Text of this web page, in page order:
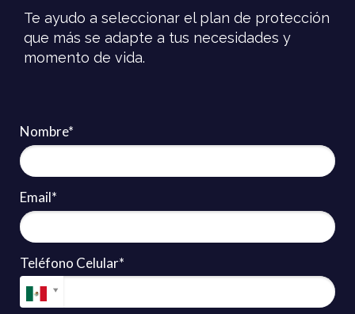
Te ayudo a seleccionar el plan de protección
que más se adapte a tus necesidades y
momento de vida.
Nombre*
Email*
Teléfono Celular*